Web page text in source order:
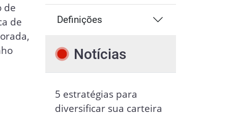
de
de
Definições
Notícias
5 estratégias para
diversificar sua carteira